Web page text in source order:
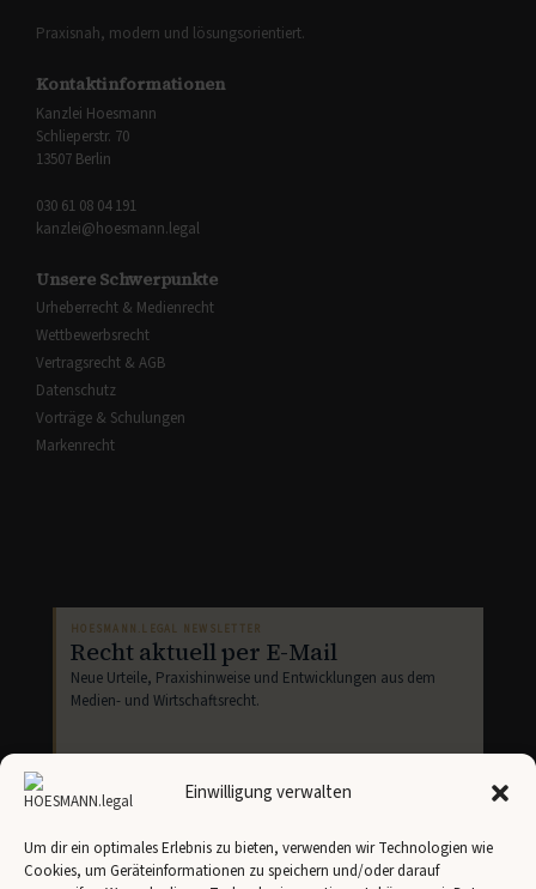
Einwilligung verwalten
Um dir ein optimales Erlebnis zu bieten, verwenden wir Technologien wie
Cookies, um Geräteinformationen zu speichern und/oder darauf
Praxisnah, modern und lösungsorientiert.
Kontaktinformationen
Kanzlei Hoesmann
Schlieperstr. 70
13507 Berlin
030 61 08 04 191
kanzlei@hoesmann.legal
Unsere Schwerpunkte
Urheberrecht & Medienrecht
Wettbewerbsrecht
Vertragsrecht & AGB
Datenschutz
Vorträge & Schulungen
Markenrecht
HOESMANN.LEGAL NEWSLETTER
Recht aktuell per E-Mail
Neue Urteile, Praxishinweise und Entwicklungen aus dem
Medien- und Wirtschaftsrecht.
Newsletter abonnieren